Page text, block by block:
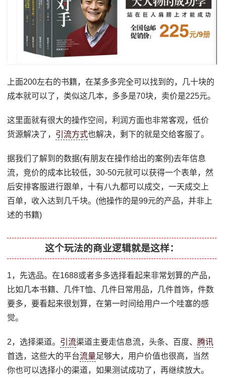
上面200左右的书籍，在某多多完全可以找到的，几十块的
成本就可以了，类似这几本，多多是70块，卖价是225元。
这里面就有很大的操作空间，利润方面也非常客观，低价
货源解决了， 引流方式也解决，剩下的就是交给客服了。
据我们了解到的数据(有朋友在操作给出的案例)去年信息
流，竞价的成本比较低，30-50元就可以获得一个表单，然
后安排客服进行跟单，十有八九都可以成交，一天成交上
百单，收入达到几千块。(他操作的是99元的产品，并非上
述的书籍)
这个玩法的商业逻辑就是这样：
1，先选品。在1688或者多多选择看起来非常划算的产品，
比如几本书籍、几件T恤、几件日常用品，几件首饰，件数
要多，要看起来很划算，在第一时间给用户一个哇塞的感
觉。
2，选择渠道。 引流渠道主要走信息流，头条、百度、 腾讯
首选，这些大的平台流量足够大，用户价值也很高，当然
你也可以选择小的渠道，如果测试成功了，再继续放大。